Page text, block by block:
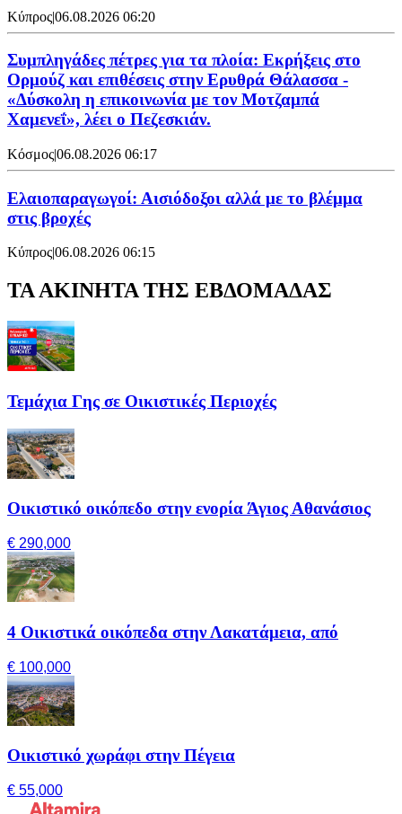
Κύπρος|06.08.2026 06:20
Συμπληγάδες πέτρες για τα πλοία: Εκρήξεις στο
Ορμούζ και επιθέσεις στην Ερυθρά Θάλασσα -
«Δύσκολη η επικοινωνία με τον Μοτζαμπά
Χαμενεΐ», λέει ο Πεζεσκιάν.
Κόσμος|06.08.2026 06:17
Ελαιοπαραγωγοί: Αισιόδοξοι αλλά με το βλέμμα
στις βροχές
Κύπρος|06.08.2026 06:15
ΤΑ ΑΚΙΝΗΤΑ ΤΗΣ ΕΒΔΟΜΑΔΑΣ
Τεμάχια Γης σε Οικιστικές Περιοχές
Οικιστικό οικόπεδο στην ενορία Άγιος Αθανάσιος
€ 290,000
4 Οικιστικά οικόπεδα στην Λακατάμεια, από
€ 100,000
Οικιστικό χωράφι στην Πέγεια
€ 55,000